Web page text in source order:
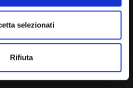
selezionati
Rifiuta
18:00 e Sab. dalle 9:00 alle 13:00